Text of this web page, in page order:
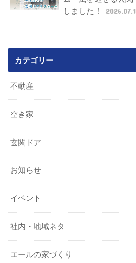
しました！
カテゴリー
不動産
空き家
玄関ドア
お知らせ
イベント
社内・地域ネタ
エールの家づくり